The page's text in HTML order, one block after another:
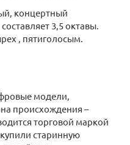
концертный
3,5 октавы.
, пятиголосым.
модели,
происхождения –
торговой маркой
старинную